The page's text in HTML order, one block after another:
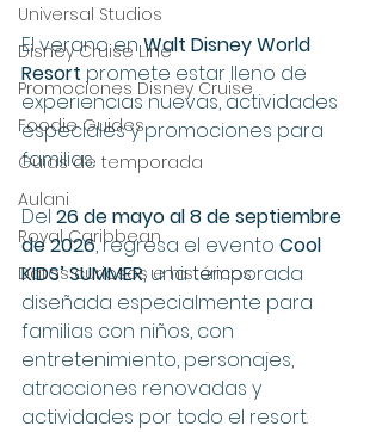
Universal Studios
Disney Cruise Line
Promociones Disney Cruise
Foodie Guides
Guías de temporada
Aulani
Royal Caribbean
Datos curiosos e históricos
El verano en Walt Disney World
Resort promete estar lleno de
experiencias nuevas, actividades
especiales y promociones para
familias.
Del 26 de mayo al 8 de septiembre
de 2026, regresa el evento Cool
KIDS’ SUMMER, una temporada
diseñada especialmente para
familias con niños, con
entretenimiento, personajes,
atracciones renovadas y
actividades por todo el resort.